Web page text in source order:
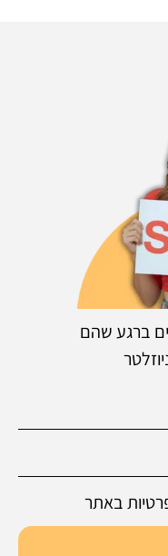
ברגע שהם
באתר